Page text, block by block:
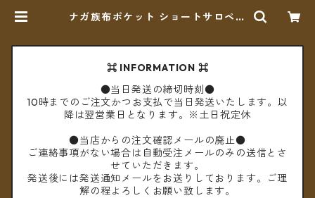
ナガ族布ポケット ショートサロペッ
⌘ INFORMATION ⌘
●当日発送の締切時刻●
10時までのご注文かつお支払で当日発送いたします。以
降は翌営業日となります。※土日祝定休
●当店からの注文確認メールの廃止●
ご連絡事項がない場合は自動受注メールのみの送信とさ
せていただきます。
発送後には発送通知メールをお送りしております。ご理
解の程よろしくお願い致します。